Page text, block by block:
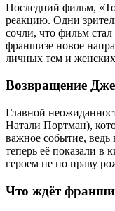
Последний фильм,
реакцию. Одни
сочли, что фильм
франшизе новое
личных тем и
Возвращение
Главной
Натали Портман),
важное событие, ведь
теперь её показали в
героем не по праву
Что ждёт